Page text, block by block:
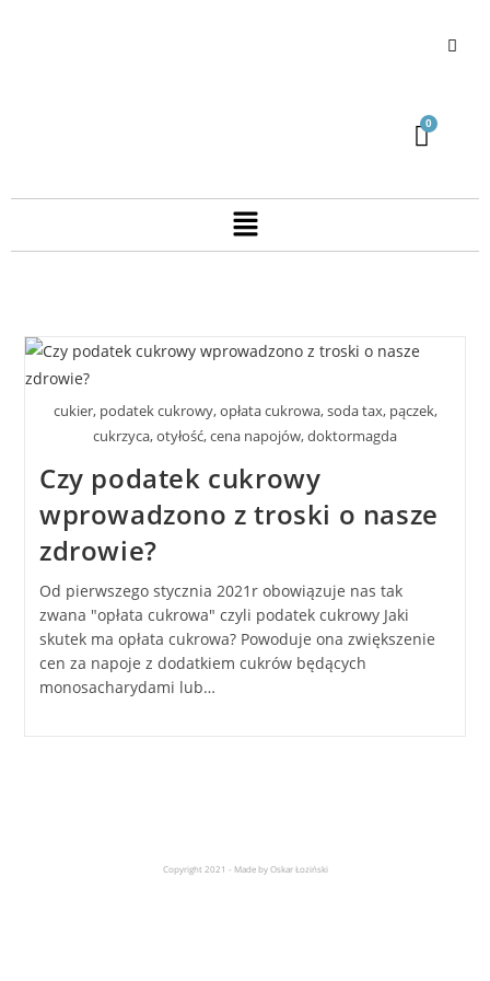
cukier, podatek cukrowy, opłata cukrowa, soda tax, pączek,
cukrzyca, otyłość, cena napojów, doktormagda
Czy podatek cukrowy
wprowadzono z troski o nasze
zdrowie?
Od pierwszego stycznia 2021r obowiązuje nas tak
zwana "opłata cukrowa" czyli podatek cukrowy Jaki
skutek ma opłata cukrowa? Powoduje ona zwiększenie
cen za napoje z dodatkiem cukrów będących
monosacharydami lub…
Copyright 2021 - Made by Oskar Łoziński